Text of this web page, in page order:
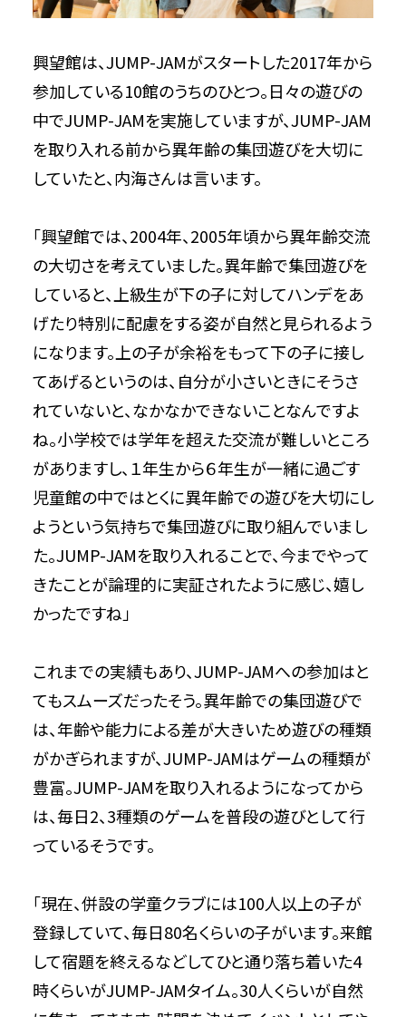
興望館は、JUMP-JAMがスタートした2017年から
参加している10館のうちのひとつ。日々の遊びの
中でJUMP-JAMを実施していますが、JUMP-JAM
を取り入れる前から異年齢の集団遊びを大切に
していたと、内海さんは言います。
「興望館では、2004年、2005年頃から異年齢交流
の大切さを考えていました。異年齢で集団遊びを
していると、上級生が下の子に対してハンデをあ
げたり特別に配慮をする姿が自然と見られるよう
になります。上の子が余裕をもって下の子に接し
てあげるというのは、自分が小さいときにそうさ
れていないと、なかなかできないことなんですよ
ね。小学校では学年を超えた交流が難しいところ
がありますし、１年生から６年生が一緒に過ごす
児童館の中ではとくに異年齢での遊びを大切にし
ようという気持ちで集団遊びに取り組んでいまし
た。JUMP-JAMを取り入れることで、今までやって
きたことが論理的に実証されたように感じ、嬉し
かったですね」
これまでの実績もあり、JUMP-JAMへの参加はと
てもスムーズだったそう。異年齢での集団遊びで
は、年齢や能力による差が大きいため遊びの種類
がかぎられますが、JUMP-JAMはゲームの種類が
豊富。JUMP-JAMを取り入れるようになってから
は、毎日2、3種類のゲームを普段の遊びとして行
っているそうです。
「現在、併設の学童クラブには100人以上の子が
登録していて、毎日80名くらいの子がいます。来館
して宿題を終えるなどしてひと通り落ち着いた4
時くらいがJUMP-JAMタイム。30人くらいが自然